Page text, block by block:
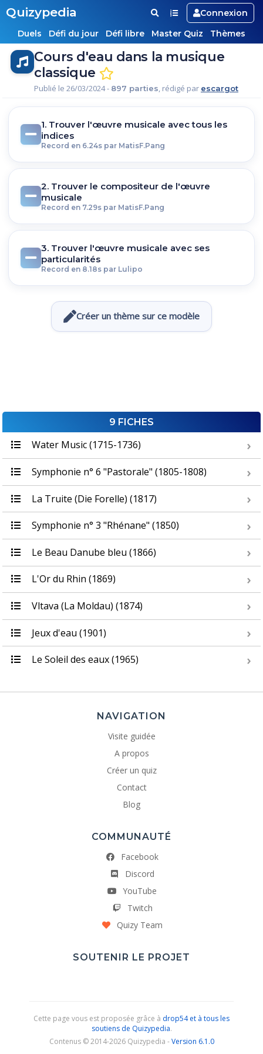
Quizypedia
Connexion
Duels
Défi du jour Défi libre Master Quiz Thèmes
Cours d'eau dans la musique
classique
Publié le 26/03/2024 - 897 parties, rédigé par escargot
1. Trouver l'œuvre musicale avec tous les
indices
Record en 6.24s par MatisF.Pang
2. Trouver le compositeur de l'œuvre
musicale
Record en 7.29s par MatisF.Pang
3. Trouver l'œuvre musicale avec ses
particularités
Record en 8.18s par Lulipo
Créer un thème sur ce modèle
9 FICHES
Water Music (1715-1736)
Symphonie n° 6 "Pastorale" (1805-1808)
La Truite (Die Forelle) (1817)
Symphonie n° 3 "Rhénane" (1850)
Le Beau Danube bleu (1866)
L'Or du Rhin (1869)
Vltava (La Moldau) (1874)
Jeux d'eau (1901)
Le Soleil des eaux (1965)
NAVIGATION
Visite guidée
A propos
Créer un quiz
Contact
Blog
COMMUNAUTÉ
Facebook
Discord
YouTube
Twitch
Quizy Team
SOUTENIR LE PROJET
Cette page vous est proposée grâce à drop54 et à tous les
soutiens de Quizypedia.
Contenus © 2014-2026 Quizypedia -Version 6.1.0